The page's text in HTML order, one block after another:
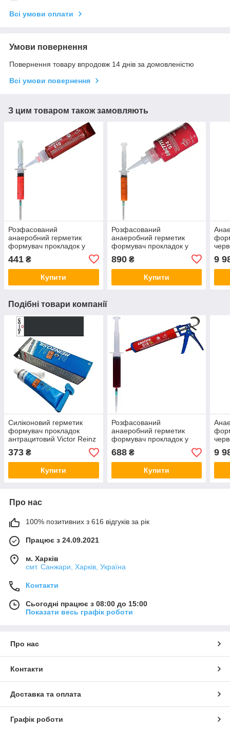
Всі умови оплати
Умови повернення
Повернення товару впродовж 14 днів за домовленістю
Всі умови повернення
З цим товаром також замовляють
Розфасований
анаеробний герметик
формувач прокладок у
рожевий Loctite 510 20мл
441 ₴
Купити
Розфасований
анаеробний герметик
формувач прокладок у
помаранчевий Loctite 574
20мл
890₴
Купити
9
Подібні товари компанії
Силіконовий герметик
формувач прокладок
антрацитовий Victor Reinz
Reinzosil 70мл
373 ₴
Купити
Розфасований
анаеробний герметик
формувач прокладок у
медичному шприці
червоний Loctite 518 20мл
688₴
Купити
9
Про нас
100% позитивних з 616 відгуків за рік
Працює з 24.09.2021
м. Харків
смт. Санжари, Харків, Україна
Контакти
Сьогодні працює з 08:00 до 15:00
Показати весь графік роботи
Про нас
Контакти
Доставка та оплата
Графік роботи